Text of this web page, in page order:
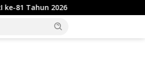
Kepala Desa Kupang, Jetis,